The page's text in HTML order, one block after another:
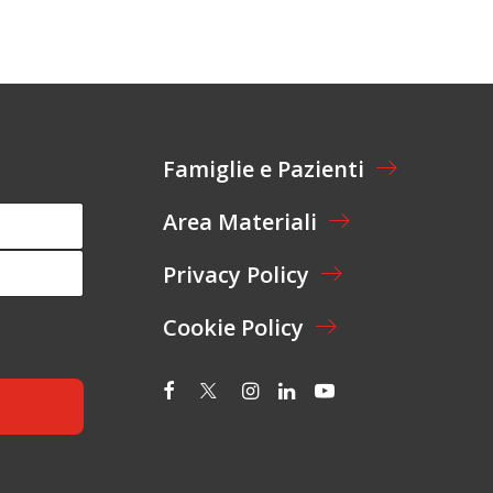
Famiglie e Pazienti
Area Materiali
Privacy Policy
Cookie Policy